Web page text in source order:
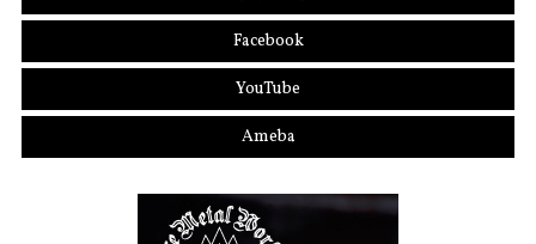
Facebook
YouTube
Ameba